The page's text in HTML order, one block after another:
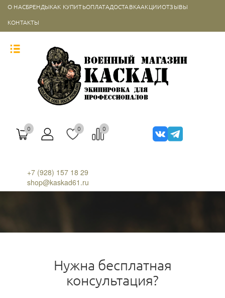
О НАСБРЕНДЫКАК КУПИТЬОПЛАТАДОСТАВКААКЦИИОТЗЫВЫ
КОНТАКТЫ
0 0 0
+7 (928) 157 18 29
shop@kaskad61.ru
Нужна бесплатная
консультация?